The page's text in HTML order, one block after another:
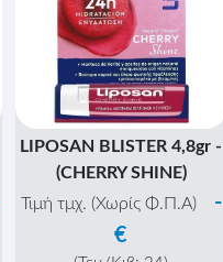
LIPOSAN BLISTER 4,8gr -
(CHERRY SHINE)
Τιμή τμχ. (Χωρίς Φ.Π.Α)
-
€